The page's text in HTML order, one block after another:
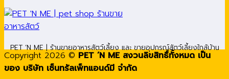
PET ’N ME | ร้านขายอาหารสัตว์เลี้ยง และ ขายอุปกรณ์สัตว์เลี้ยงใกล้บ้าน
Copyright 2026 © PET ’N ME สงวนลิขสิทธิ์ทั้งหมด เป็น
ของ บริษัท เซ็นทรัลเพ็ทแอนด์มี จำกัด